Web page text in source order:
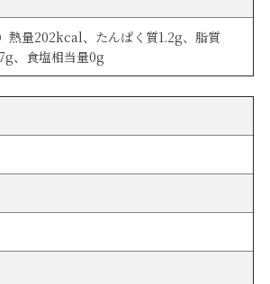
熱量202kcal、たんぱく質1.2g、脂質
、食塩相当量0g